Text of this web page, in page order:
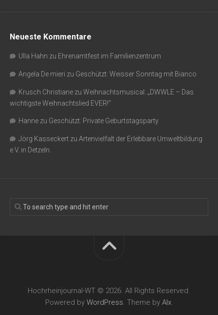
Neueste Kommentare
Ulla Hahn zu Ehrenamtfest im Familienzentrum
Angela De mieri zu Geschützt: Weisser Sonntag mit Bianco
Krusch Christiane zu Weihnachtsmusical: „DWWLE – Das
wichtigste Weihnachtslied EVER!“
Hanne zu Geschützt: Private Geburtstagsparty
Jörg Kasseckert zu Artenvielfalt der Erlebbare Umweltbildung
e.V. in Detzeln.
Hochrheinjournal-WT © 2026. All Rights Reserved.
Powered by WordPress. Theme by Alx.